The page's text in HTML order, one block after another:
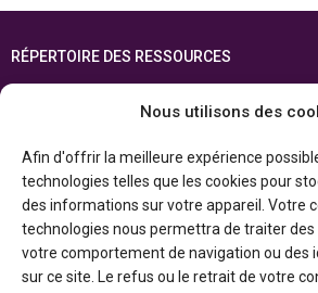
Nous utilisons des
Afin d'offrir la meilleure expérience
technologies telles que les cookies pour
des informations sur votre appareil. Votre
technologies nous permettra de traiter des
votre comportement de navigation ou des
sur ce site. Le refus ou le retrait de votre
RÉPERTOIRE DES RESSOURCES
ENGLISH
Cette ressource est réalisée grâce au soutien
l’Ontario et du gouvernement duCanada par
Patrimoine canadien